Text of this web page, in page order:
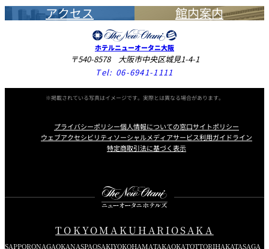
アクセス 館内案内
ホテルニューオータニ大阪
〒540-8578 大阪市中央区城見1-4-1
Tel: 06-6941-1111
※掲載されている写真はイメージです。実際とは異なる場合があります。
プライバシーポリシー個人情報についての窓口サイトポリシー
ウェブアクセシビリティソーシャルメディアサービス利用ガイドライン
特定商取引法に基づく表示
TOKYOMAKUHARIOSAKA
SAPPORONAGAOKANASPAOSAKIYOKOHAMATAKAOKATOTTORIHAKATASAGA